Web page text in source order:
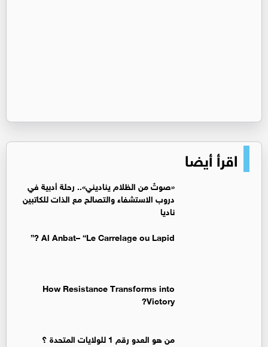
اقرأ أيضا
«صوتٌ من الظلام يناديني».. رحلة أدبية في
دروب الاستشفاء والتصالح مع الذات للكاتبين
ناديا
Al Anbat– “Le Carrelage ou Lapid ?”
How Resistance Transforms into
Victory?
من هو العدو رقم 1 للولايات المتحدة ؟